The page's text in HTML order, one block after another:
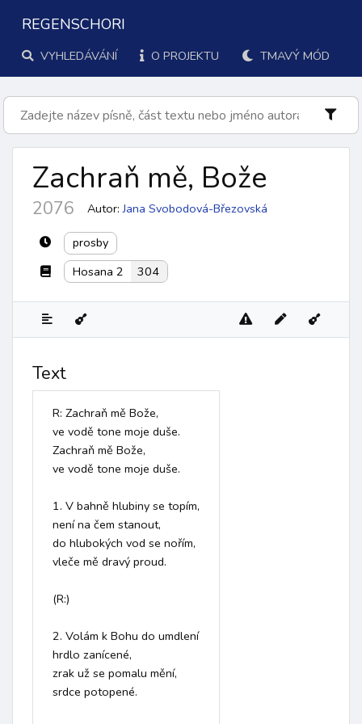
REGENSCHORI
VYHLEDÁVÁNÍ O PROJEKTU TMAVÝ MÓD
Zachraň mě, Bože
2076 Autor: Jana Svobodová-Březovská
prosby
Hosana 2
304
Text
R: Zachraň mě Bože,
ve vodě tone moje duše.
Zachraň mě Bože,
ve vodě tone moje duše.
1. V bahně hlubiny se topím,
není na čem stanout,
do hlubokých vod se nořím,
vleče mě dravý proud.
(R:)
2. Volám k Bohu do umdlení
hrdlo zanícené,
zrak už se pomalu mění,
srdce potopené.